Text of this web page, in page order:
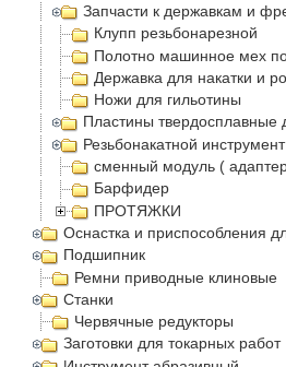
Запчасти к державкам и
Клупп резьбонарезной
Полотно машинное мех
Державка для накатки и
Ножи для гильотины
Пластины твердосплавные
Резьбонакатной инструмент
сменный модуль (
Барфидер
ПРОТЯЖКИ
Оснастка и приспособления
Подшипник
Ремни приводные клиновые
Станки
Червячные редукторы
Заготовки для токарных работ